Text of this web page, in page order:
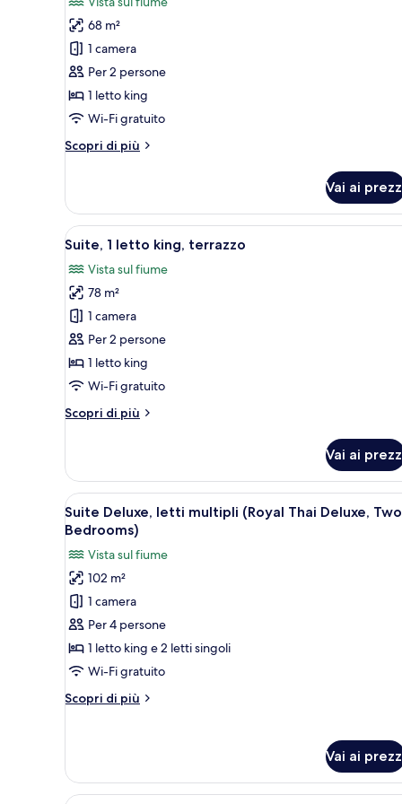
per
Suite,
letto
king,
vista
fiume
Suite)
68 m²
1 camera
Per 2 persone
1 letto king
Wi-Fi gratuito
Scopri di più
Altri
1
letto
king,
fiume
(Royal
Thai
Suite)
Vai ai
Apri
tutte
le
foto
per
Suite,
1
letto
terrazzo
Camera d'albergo con un
7
Suite, 1 letto king, terrazzo
Vista sul fiume
78 m²
1 camera
Per 2 persone
1 letto king
Wi-Fi gratuito
Scopri di più
Altri
1
letto
king,
terrazzo
Vai ai
Apri
tutte
foto
per
Suite
Deluxe,
letti
multipli
Thai
Bedrooms)
Un'ampia zona giorno con
5
Suite Deluxe, letti multipli (Royal Thai Deluxe, Two
Bedrooms)
Vista sul fiume
102 m²
1 camera
Per 4 persone
1 letto king e 2 letti singoli
Wi-Fi gratuito
Scopri di più
Altri
letti
multipli
Vai ai
Una camera d'albergo con